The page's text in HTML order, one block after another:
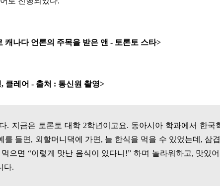
캐나다 언론의 주목을 받은 앤 - 토론토 스타>
, 클레어- 출처 : 통신원 촬영>
. 지금은 토론토 대학 2학년이고요. 동아시아 학과에서 한국
를 들면 , 외할머니댁에 가면 , 늘 한식을 먹을 수 있었는데 , 삼
으면 “이렇게 맛난 음식이 있다니 !” 하며 놀라워하고, 맛있
다.